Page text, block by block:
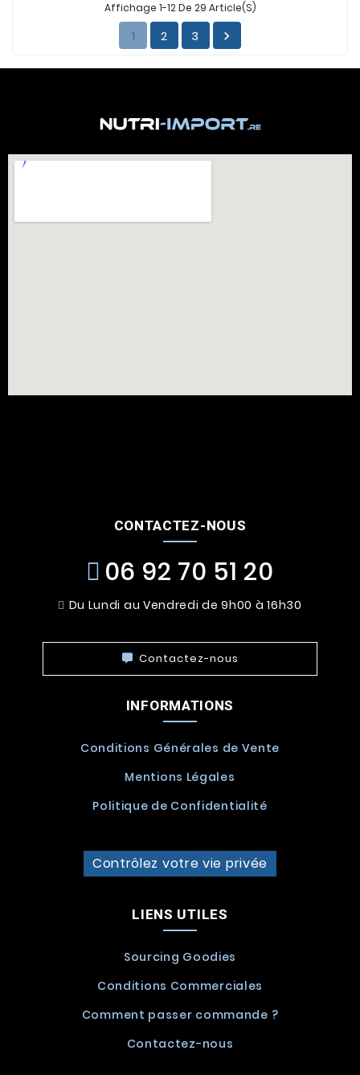
Affichage 1-12 De 29 Article(s)
1 2 3 
CONTACTEZ-NOUS
06 92 70 51 20
Du Lundi au Vendredi de 9h00 à 16h30
Contactez-nous
INFORMATIONS
Conditions Générales de Vente
Mentions Légales
Politique de Confidentialité
Contrôlez votre vie privée
LIENS UTILES
Sourcing Goodies
Conditions Commerciales
Comment passer commande ?
Contactez-nous